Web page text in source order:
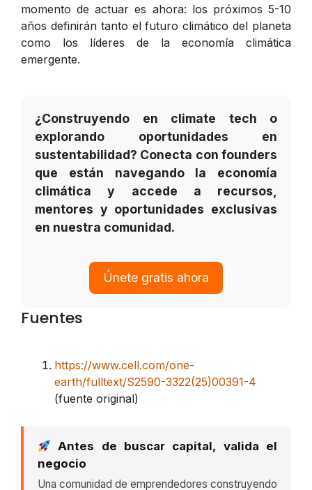
momento de actuar es ahora: los próximos 5-10
años definirán tanto el futuro climático del planeta
como los líderes de la economía climática
emergente.
¿Construyendo en climate tech o
explorando oportunidades en
sustentabilidad? Conecta con founders
que están navegando la economía
climática y accede a recursos,
mentores y oportunidades exclusivas
en nuestra comunidad.
Únete gratis ahora
Fuentes
https://www.cell.com/one-
earth/fulltext/S2590-3322(25)00391-4
(fuente original)
Antes de buscar capital, valida el
negocio
Una comunidad de emprendedores construyendo